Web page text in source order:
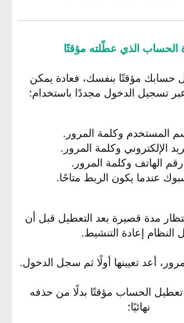
الحساب الذي عطّلته مؤقتًا
حسابك مؤقتًا بنفسك، فعادة يمكن
تسجيل الدخول مجددًا باستخدام:
المستخدم وكلمة المرور.
الإلكتروني وكلمة المرور.
رقم الهاتف وكلمة المرور.
عندما يكون الربط متاحًا.
مدة قصيرة بعد التعطيل قبل أن
النظام إعادة التنشيط.
أعد تعيينها أولًا ثم سجل الدخول.
الحساب مؤقتًا بدلًا من حذفه
نهائيًا: